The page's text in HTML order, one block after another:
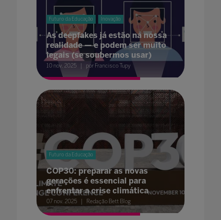
Futuro da Educação Inovação
As deepfakes já estão na nossa
realidade — e podem ser muito
legais (se soubermos usar)
10 nov. 2025 por Francisco Tupy
Futuro da Educação
COP30: preparar as novas
gerações é essencial para
enfrentar a crise climática
07 nov. 2025 Redação Bett Blog